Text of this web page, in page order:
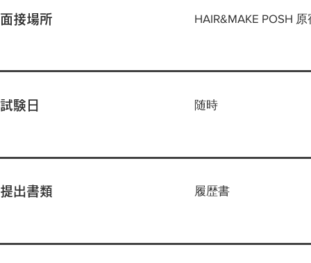
面接場所 HAIR&MAKE POSH
試験日 随時
提出書類 履歴書